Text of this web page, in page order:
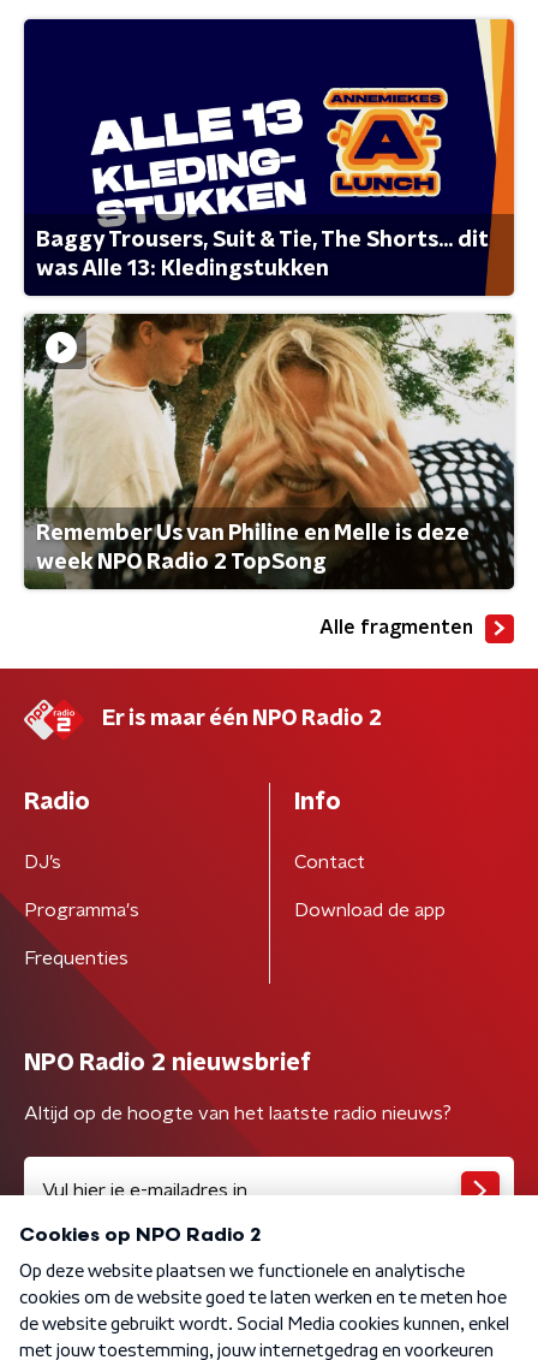
Baggy Trousers, Suit & Tie, The Shorts... dit
was Alle 13: Kledingstukken
Remember Us van Philine en Melle is deze
week NPO Radio 2 TopSong
Alle fragmenten
Er is maar één NPO Radio 2
Radio
DJ’s
Programma's
Frequenties
Info
Contact
Download de app
NPO Radio 2 nieuwsbrief
Altijd op de hoogte van het laatste radio nieuws?
Algemene voorwaarden